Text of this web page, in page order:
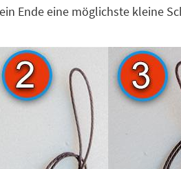
Ende eine möglichste kleine